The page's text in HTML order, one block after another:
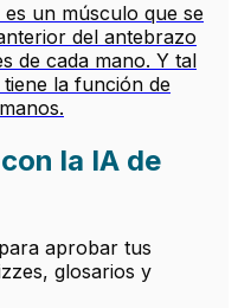
un músculo que se
del antebrazo
de cada mano. Y tal
la función de
la IA de
aprobar tus
glosarios y